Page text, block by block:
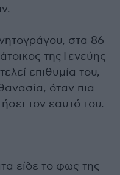
στα 86
της Γενεύης
επιθυμία του,
όταν πια
τον εαυτό του.
είδε το φως της